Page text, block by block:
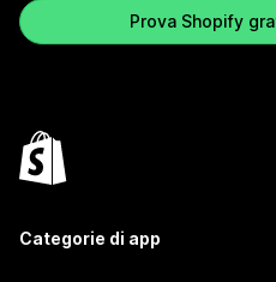
Prova Shopify
Categorie di app